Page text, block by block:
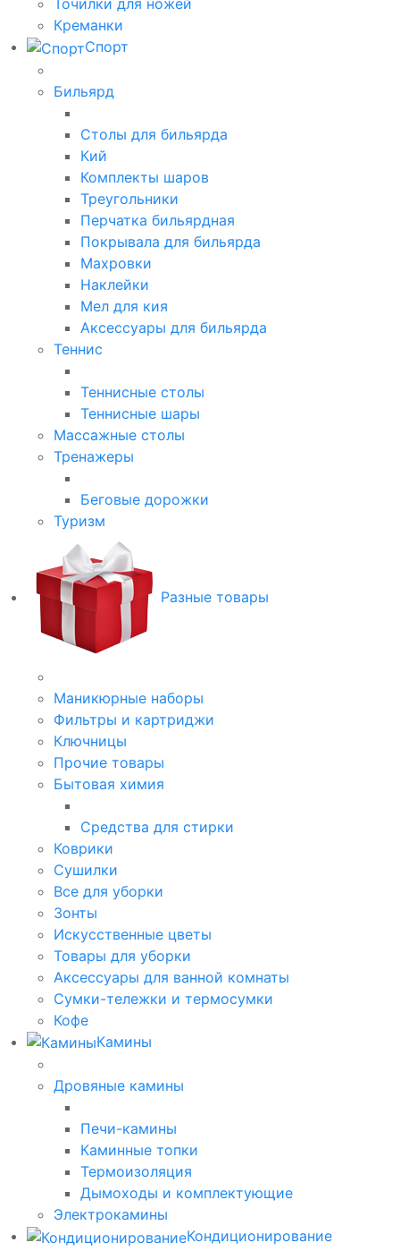
Точилки для ножей
Креманки
Спорт
Бильярд
Столы для бильярда
Кий
Комплекты шаров
Треугольники
Перчатка бильярдная
Покрывала для бильярда
Махровки
Наклейки
Мел для кия
Аксессуары для бильярда
Теннис
Теннисные столы
Теннисные шары
Массажные столы
Тренажеры
Беговые дорожки
Туризм
Разные товары
Маникюрные наборы
Фильтры и картриджи
Ключницы
Прочие товары
Бытовая химия
Средства для стирки
Коврики
Сушилки
Все для уборки
Зонты
Искусственные цветы
Товары для уборки
Аксессуары для ванной комнаты
Сумки-тележки и термосумки
Кофе
Камины
Дровяные камины
Печи-камины
Каминные топки
Термоизоляция
Дымоходы и комплектующие
Электрокамины
Кондиционирование